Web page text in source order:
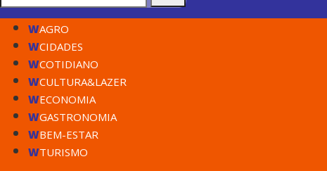
WAGRO
WCIDADES
WCOTIDIANO
WCULTURA&LAZER
WECONOMIA
WGASTRONOMIA
WBEM-ESTAR
WTURISMO